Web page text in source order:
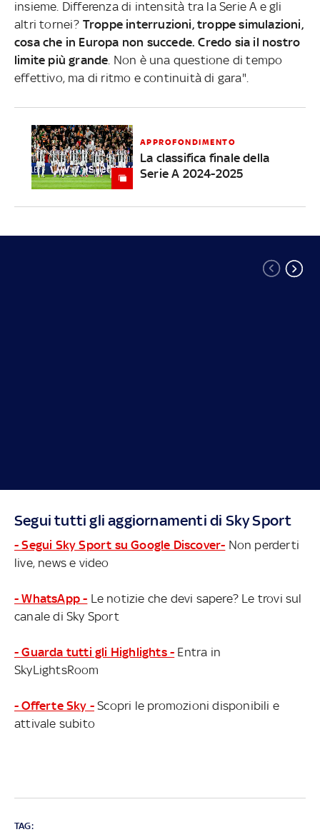
insieme. Differenza di intensità tra la Serie A e gli
altri tornei? Troppe interruzioni, troppe simulazioni,
cosa che in Europa non succede. Credo sia il nostro
limite più grande . Non è una questione di tempo
effettivo, ma di ritmo e continuità di gara".
APPROFONDIMENTO
La classifica finale della
Serie A 2024-2025
Segui tutti gli aggiornamenti di Sky Sport
- Segui Sky Sport su Google Discover- Non perderti
live, news e video
- WhatsApp - Le notizie che devi sapere? Le trovi sul
canale di Sky Sport
- Guarda tutti gli Highlights - Entra in
SkyLightsRoom
- Offerte Sky - Scopri le promozioni disponibili e
attivale subito
TAG: